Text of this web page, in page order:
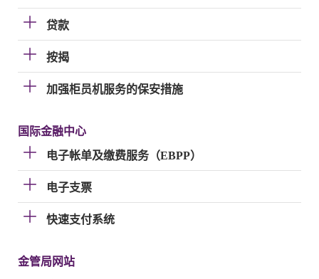
贷款
按揭
加强柜员机服务的保安措施
国际金融中心
电子帐单及缴费服务（EBPP）
电子支票
快速支付系统
金管局网站